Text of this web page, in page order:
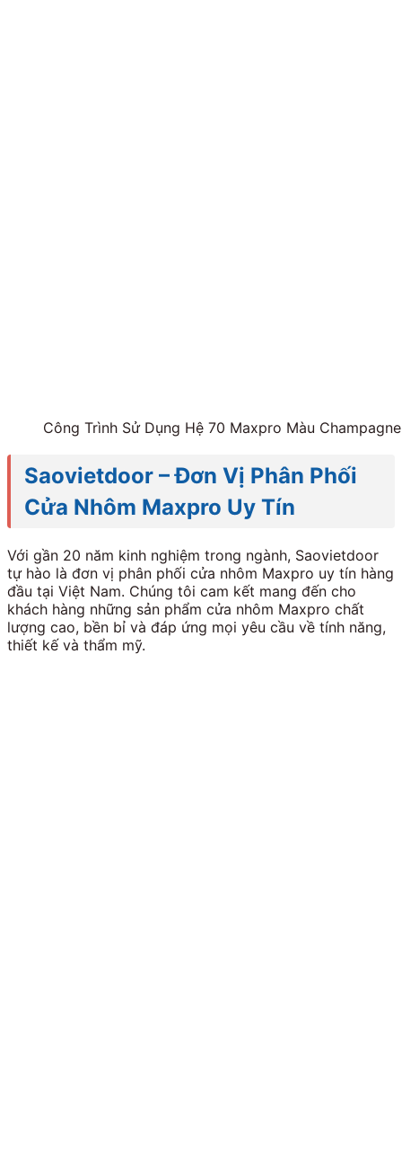
Công Trình Sử Dụng Hệ 70 Maxpro Màu
Saovietdoor – Đơn Vị Phân Phối
Cửa Nhôm Maxpro Uy Tín
Với gần 20 năm kinh nghiệm trong ngành, Saovietdoor
tự hào là đơn vị phân phối cửa nhôm Maxpro uy tín hàng
đầu tại Việt Nam. Chúng tôi cam kết mang đến cho
khách hàng những sản phẩm cửa nhôm Maxpro chất
lượng cao, bền bỉ và đáp ứng mọi yêu cầu về tính năng,
thiết kế và thẩm mỹ.